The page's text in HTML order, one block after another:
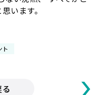
います。
ト